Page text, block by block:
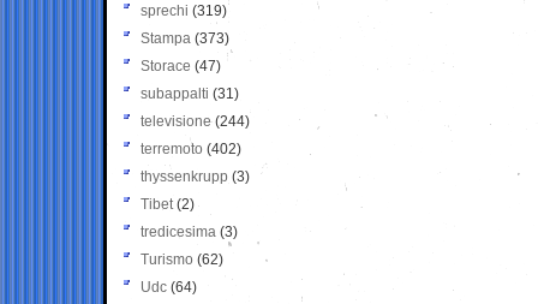
sprechi (319)
Stampa (373)
Storace (47)
subappalti (31)
televisione(244)
terremoto (402)
thyssenkrupp (3)
Tibet(2)
tredicesima (3)
Turismo (62)
Udc (64)